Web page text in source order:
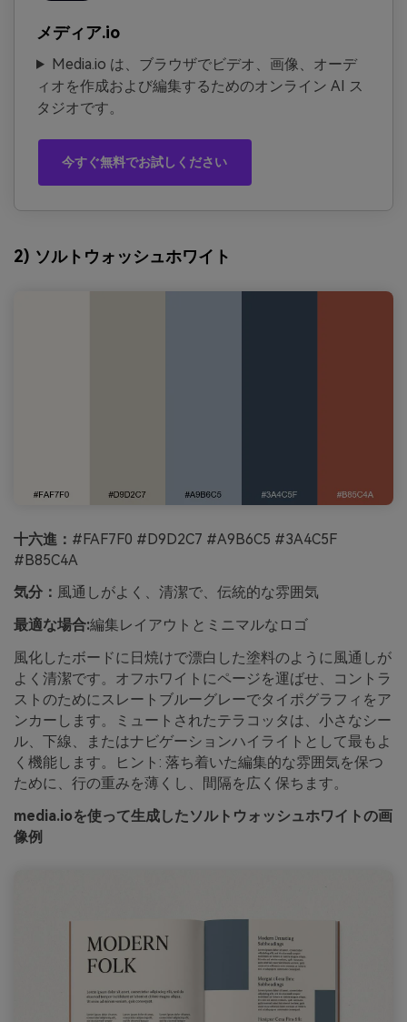
メディア.io
Media.io は、ブラウザでビデオ、画像、オーデ
ィオを作成および編集するためのオンライン AI ス
タジオです。
今すぐ無料でお試しください
2) ソルトウォッシュホワイト
十六進： #FAF7F0 #D9D2C7 #A9B6C5 #3A4C5F
#B85C4A
気分： 風通しがよく、清潔で、伝統的な雰囲気
最適な場合:編集レイアウトとミニマルなロゴ
風化したボードに日焼けで漂白した塗料のように風通しが
よく清潔です。オフホワイトにページを運ばせ、コントラ
ストのためにスレートブルーグレーでタイポグラフィをア
ンカーします。ミュートされたテラコッタは、小さなシー
ル、下線、またはナビゲーションハイライトとして最もよ
く機能します。ヒント: 落ち着いた編集的な雰囲気を保つ
ために、行の重みを薄くし、間隔を広く保ちます。
media.ioを使って生成したソルトウォッシュホワイトの画
像例